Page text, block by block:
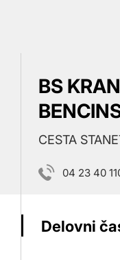
BS
CESTA
04 23 40
Delovni